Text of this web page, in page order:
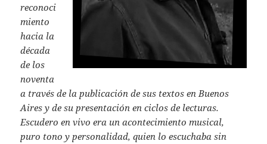
reconoci
miento
hacia la
década
de los
noventa
a través de la publicación de sus textos en Buenos
Aires y de su presentación en ciclos de lecturas.
Escudero en vivo era un acontecimiento musical,
puro tono y personalidad, quien lo escuchaba sin